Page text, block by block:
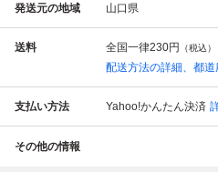
発送元の地域 山口県
送料 全国一律230円 （税込）
配送方法の詳細、都
支払い方法 Yahoo!かんたん決済
その他の情報